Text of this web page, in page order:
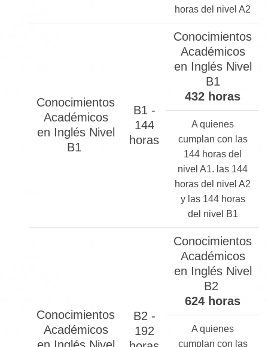
horas del nivel A2
Conocimientos
Académicos
en Inglés Nivel
B1
B1 -
144
horas
Conocimientos
Académicos
en Inglés Nivel
B1
432 horas
A quienes
cumplan con las
144 horas del
nivel A1. las 144
horas del nivel A2
y las 144 horas
del nivel B1
Conocimientos
Académicos
B2 -
192
Conocimientos
Académicos
en Inglés Nivel
B2
624 horas
A quienes
cumplan con las